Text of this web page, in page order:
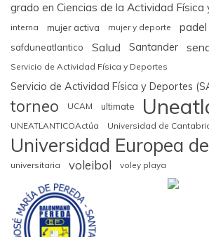
grado en Ciencias de la Actividad
interna mujer activa mujer y deporte padel
safduneatlantico
Salud Santander
Servicio de Actividad Física y Deportes
Servicio de Actividad Física y Deportes
torneo UCAM ultimate
UNEATLANTICOActúa Universidad de
Universidad Europea
universitaria voleibol voley playa